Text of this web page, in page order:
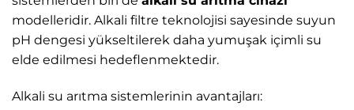
modelleridir. Alkali filtre teknolojisi sayesinde suyun
pH dengesi yükseltilerek daha yumuşak içimli su
elde edilmesi hedeflenmektedir.
Alkali su arıtma sistemlerinin avantajları: